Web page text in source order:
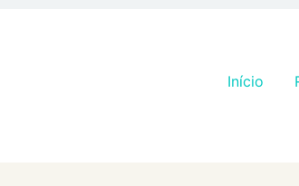
Pular
Início